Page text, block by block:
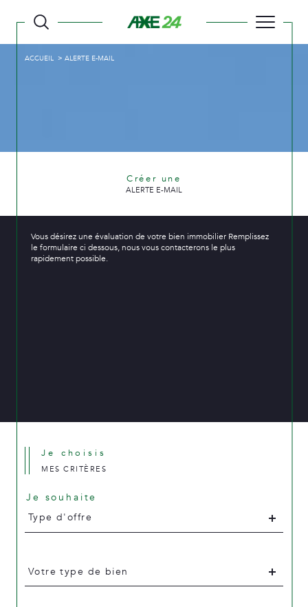
ACCUEIL ALERTE E-MAIL
Créer une
ALERTE E-MAIL
Vous désirez une évaluation de votre bien immobilier Remplissez
le formulaire ci dessous, nous vous contacterons le plus
rapidement possible.
Je choisis
MES CRITÈRES
Je souhaite
d'offre
Type d'offre
d'offre
Votre type de bien